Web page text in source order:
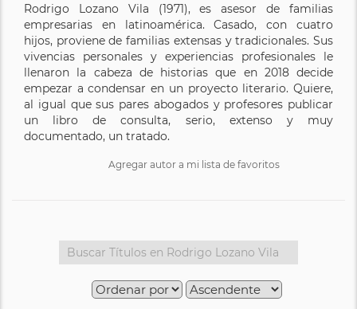
Rodrigo Lozano Vila (1971), es asesor de familias
empresarias en latinoamérica. Casado, con cuatro
hijos, proviene de familias extensas y tradicionales. Sus
vivencias personales y experiencias profesionales le
llenaron la cabeza de historias que en 2018 decide
empezar a condensar en un proyecto literario. Quiere,
al igual que sus pares abogados y profesores publicar
un libro de consulta, serio, extenso y muy
documentado, un tratado.
Agregar autor a mi lista de favoritos